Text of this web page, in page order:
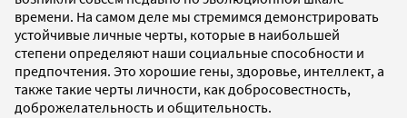
времени. На самом деле мы стремимся демонстрировать
устойчивые личные черты, которые в наибольшей
степени определяют наши социальные способности и
предпочтения. Это хорошие гены, здоровье, интеллект, а
также такие черты личности, как добросовестность,
доброжелательность и общительность.